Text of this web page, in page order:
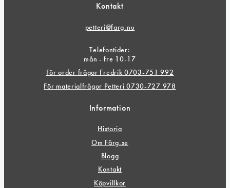
Kontakt
petteri@farg.nu
Telefontider:
mån - fre 10-17
För order frågor Fredrik 0703-751 992
För materialfrågor Petteri 0730-727 978
Information
Historia
Om Färg.se
Blogg
Kontakt
Köpvillkor